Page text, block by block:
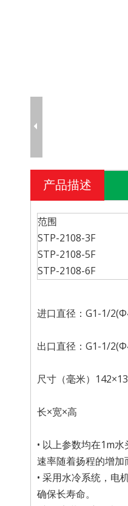
产品描述
范围
STP-2108-3F
STP-2108-5F
STP-2108-6F
进口直径：G1-1/
出口直径：G1-1/
尺寸（毫米）
长×宽×高
• 以上参数均在1m
速率随着扬程的增加
• 采用水冷系统，电
确保长寿命。